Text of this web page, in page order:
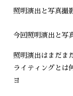
照明演出と写真撮
今回照明演出と写
照明演出はまだま
ライティングとは
ヨ